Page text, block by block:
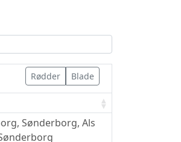
Rødder Blade
Sønderborg, Als